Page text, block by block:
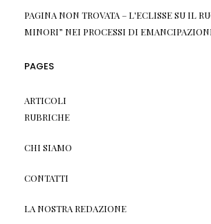
PAGINA NON TROVATA – L'ECLISSESU IL
MINORI” NEI PROCESSI DI
PAGES
ARTICOLI
RUBRICHE
CHI SIAMO
CONTATTI
LA NOSTRA REDAZIONE